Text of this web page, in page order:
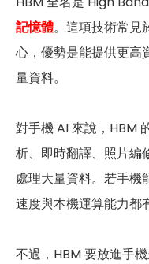
記憶體。這項技術常見
心，優勢是能提供更高
量資料。
對手機 AI 來說，HBM
析、即時翻譯、照片編
處理大量資料。若手機
速度與本機運算能力都
不過，HBM 要放進手